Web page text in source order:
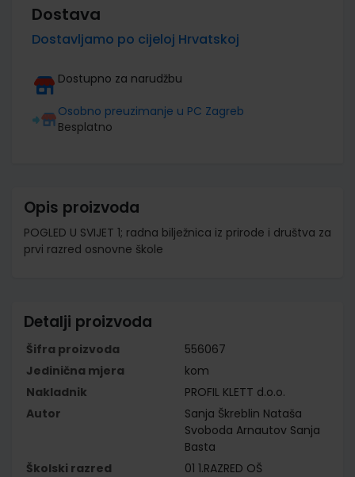
Dostava
Dostavljamo po cijeloj Hrvatskoj
Dostupno za narudžbu
Osobno preuzimanje u PC Zagreb
Besplatno
Opis proizvoda
POGLED U SVIJET 1; radna bilježnica iz prirode i društva za
prvi razred osnovne škole
Detalji proizvoda
Šifra proizvoda
556067
Jedinična mjera
kom
Nakladnik
PROFIL KLETT d.o.o.
Autor
Sanja Škreblin Nataša
Svoboda Arnautov Sanja
Basta
Školski razred
01 1.RAZRED OŠ